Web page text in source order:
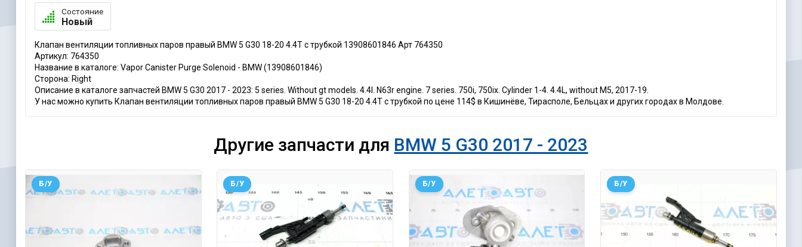
Состояние
Новый
Клапан вентиляции топливных паров правый BMW 5 G30 18-20 4.4T с трубкой 13908601846 Арт 764350
Артикул: 764350
Название в каталоге: Vapor Canister Purge Solenoid - BMW (13908601846)
Сторона: Right
Описание в каталоге запчастей BMW 5 G30 2017 - 2023: 5 series. Without gt models. 4.4l. N63r engine. 7 series. 750i, 750ix. Cylinder 1-4. 4.4L, without M5, 2017-19.
У нас можно купить Клапан вентиляции топливных паров правый BMW 5 G30 18-20 4.4T с трубкой по цене 114$ в Кишинёве, Тирасполе, Бельцах и других городах в Молдове.
Другие запчасти для BMW 5 G30 2017 - 2023
Б/У Б/У Б/У Б/У